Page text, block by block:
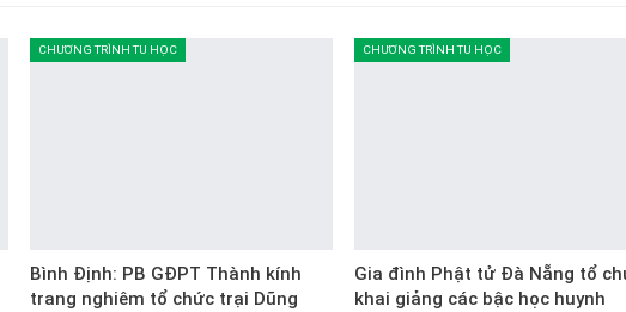
CHƯƠNG TRÌNH TU HỌC
Bình Định: PB GĐPT Thành kính
trang nghiêm tổ chức trại Dũng
CHƯƠNG TRÌNH TU HỌC
Gia đình Phật tử Đà Nẵng tổ
khai giảng các bậc học huynh